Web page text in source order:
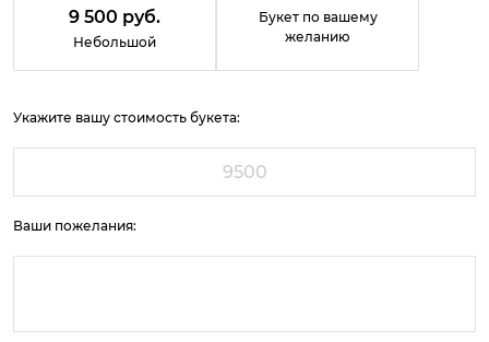
9 500 руб.
Небольшой
Букет по вашему
желанию
Укажите вашу стоимость букета:
Ваши пожелания: